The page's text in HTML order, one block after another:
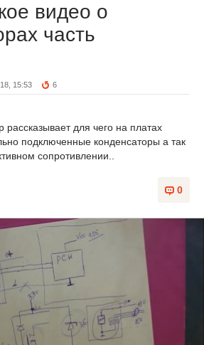
видео о
часть
15:53 6
для чего на платах
подключенные конденсаторы а так
сопротивлении..
0